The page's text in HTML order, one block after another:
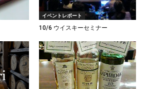
イベントレポート
10/6 ウイスキーセミナー